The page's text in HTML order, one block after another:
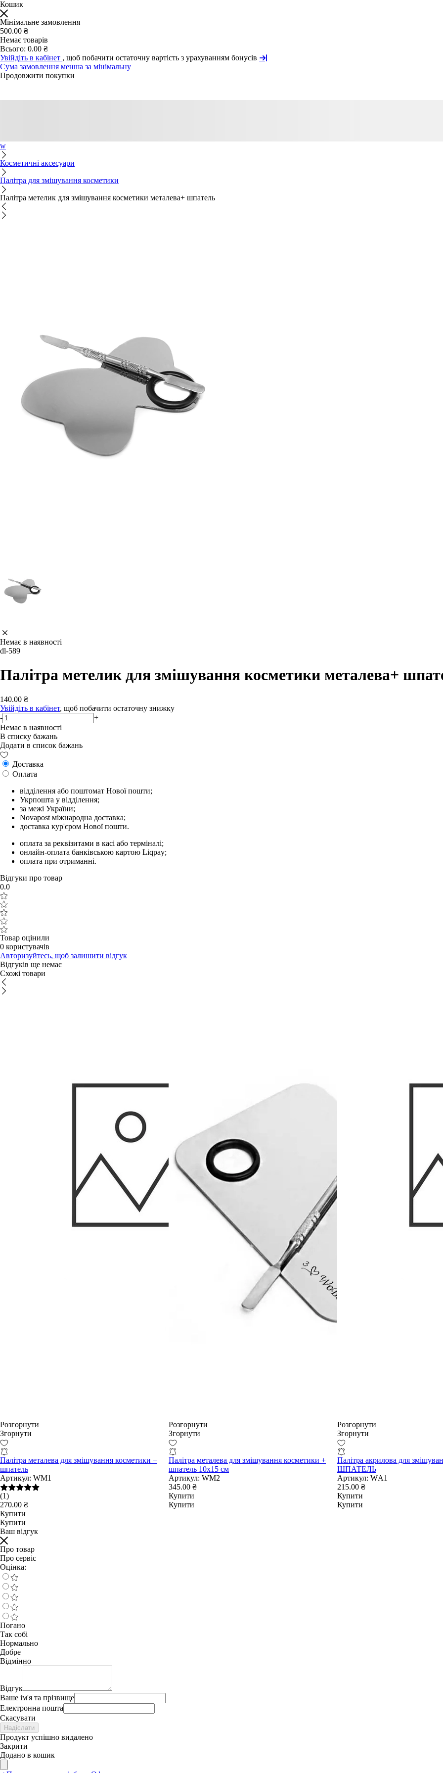
Кошик
Мінімальне замовлення
500.00 ₴
Немає товарів
Всього: 0.00 ₴
Увійдіть в кабінет , щоб побачити остаточну вартість з урахуванням бонусів
Сума замовлення менша за мінімальну
Продовжити покупки
w
Косметичні аксесуари
Палітра для змішування косметики
Палітра метелик для змішування косметики металева+ шпатель
Немає в наявності
dl-589
Палітра метелик для змішування косметики металева+
140.00 ₴
Увійдіть в кабінет, щоб побачити остаточну знижку
-
+
Немає в наявності
В списку бажань
Додати в список бажань
Доставка
Оплата
відділення або поштомат Нової пошти;
Укрпошта у відділення;
за межі України;
Novapost міжнародна доставка;
доставка кур'єром Нової пошти.
оплата за реквізитами в касі або терміналі;
онлайн-оплата банківською картою Liqpay;
оплата при отриманні.
Відгуки про товар
0.0
Товар оцінили
0 користувачів
Авторизуйтесь, щоб залишити відгук
Відгуків ще немає
Схожі товари
Розгорнути
Згорнути
Палітра металева для змішування косметики +
шпатель
Артикул: WM1
(1)
270.00 ₴
Купити
Купити
Розгорнути
Згорнути
Палітра металева для змішування косметики +
шпатель 10х15 см
Артикул: WM2
345.00 ₴
Купити
Купити
Розгорнути
Згорнути
Палітра акрилова для
ШПАТЕЛЬ
Артикул: WА1
215.00 ₴
Купити
Купити
Ваш відгук
Про товар
Про сервіс
Оцінка:
Погано
Так собі
Нормально
Добре
Відмінно
Відгук
Ваше ім'я та прізвище
Електронна пошта
Скасувати
Надіслати
Продукт успішно видалено
Закрити
Додано в кошик